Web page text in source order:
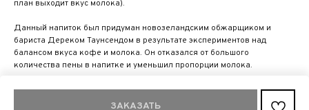
ЗАКАЗАТЬ
план выходит вкус молока).
Данный напиток был придуман новозеландским обжарщиком и
бариста Дереком Таунсендом в результате экспериментов над
балансом вкуса кофе и молока. Он отказался от большого
количества пены в напитке и уменьшил пропорции молока.
Обьем напитка: 250 мл